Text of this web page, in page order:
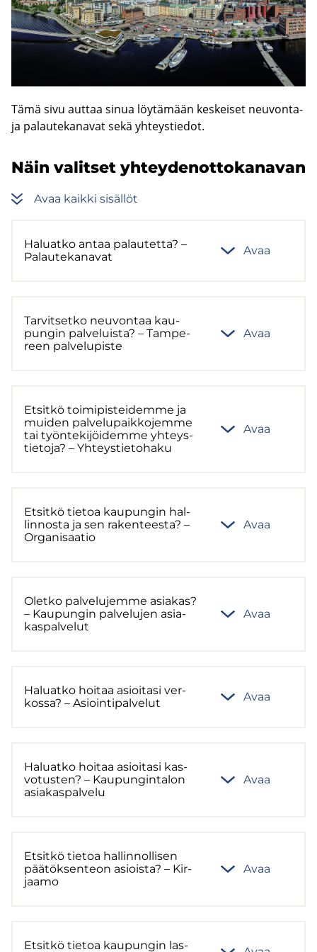
Tämä sivu aut­taa sinua löy­tä­mään kes­kei­set neuvonta-​
ja pa­lau­te­ka­na­vat sekä yh­teys­tie­dot.
Näin va­lit­set yh­tey­den­ot­to­ka­na­van
Avaa kaik­ki si­säl­löt
Ha­luat­ko antaa pa­lau­tet­ta? –
Pa­lau­te­ka­na­vat
Avaa
Tar­vit­set­ko neu­von­taa kau­
pun­gin pal­ve­luis­ta? – Tam­pe­
reen pal­ve­lu­pis­te
Avaa
Et­sit­kö toi­mi­pis­tei­dem­me ja
mui­den pal­ve­lu­paik­ko­jem­me
tai työn­te­ki­jöi­dem­me yh­teys­
tie­to­ja? – Yh­teys­tie­to­ha­ku
Avaa
Et­sit­kö tie­toa kau­pun­gin hal­
lin­nos­ta ja sen ra­ken­tees­ta? –
Or­ga­ni­saa­tio
Avaa
Olet­ko pal­ve­lu­jem­me asia­kas?
– Kau­pun­gin pal­ve­lu­jen asia­
kas­pal­ve­lut
Avaa
Ha­luat­ko hoi­taa asioi­ta­si ver­
kos­sa? – Asioin­ti­pal­ve­lut
Avaa
Ha­luat­ko hoi­taa asioi­ta­si kas­
vo­tus­ten? – Kau­pun­gin­ta­lon
asia­kas­pal­ve­lu
Avaa
Et­sit­kö tie­toa hal­lin­nol­li­sen
pää­tök­sen­teon asiois­ta? – Kir­
jaa­mo
Avaa
Et­sit­kö tie­toa kau­pun­gin las­